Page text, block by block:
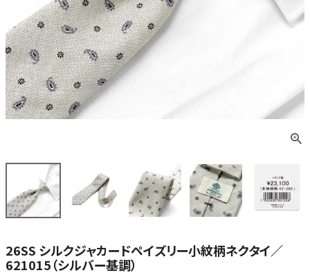
26SS シルクジャカードペイズリー小紋柄ネクタイ／
621015（シルバー基調）